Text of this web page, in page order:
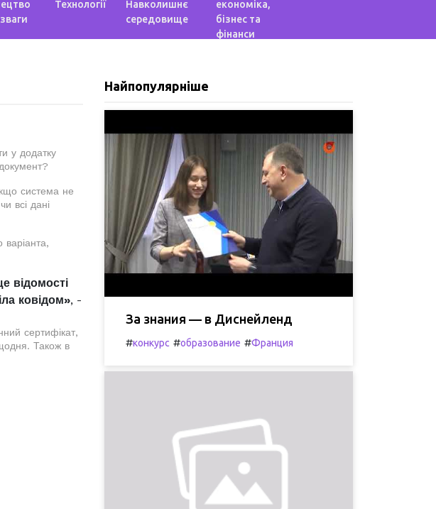
Технології
Навколишнє
середовище
економіка,
бізнес та
фінанси
у додатку
система не
всі дані
варіанта,
відомості
ковідом», -
сертифікат,
Також в
Найпопулярніше
За знания — в Диснейленд
#конкурс #образование #Франция